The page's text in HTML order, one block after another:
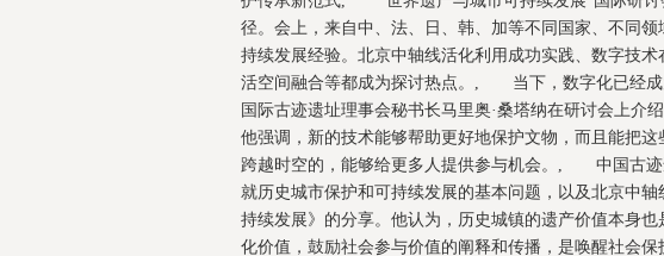
径。会上，来自中、法、日、韩、加等不同国家、不同
持续发展经验。北京中轴线活化利用成功实践、数字技
活空间融合等都成为探讨热点。, 当下，数字化已经成
国际古迹遗址理事会秘书长马里奥·桑塔纳在研讨会上介
他强调，新的技术能够帮助更好地保护文物，而且能把
跨越时空的，能够给更多人提供参与机会。, 中国古迹
就历史城市保护和可持续发展的基本问题，以及北京中
持续发展》的分享。他认为，历史城镇的遗产价值本身
化价值，鼓励社会参与价值的阐释和传播，是唤醒社会